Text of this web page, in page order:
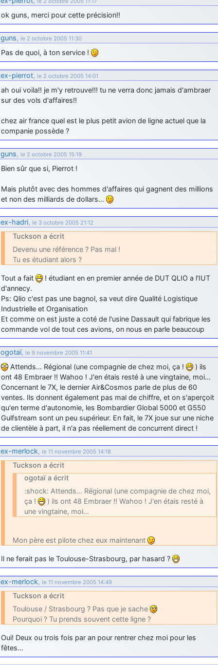
d9pouces
: cette fois, c'est le Brésil et Singapour qui mettent le site
par terre
jericho: Ah ben je peux te confirmer que j'étais resté dans le filtre…
d9pouces: Désolé ! Mon filtrage a été un peu trop violent
manifestement
tout voir
ok guns, merci pour cette précision!!
guns, le 2 octobre 2005 11:30
Pas de quoi, à ton service !
ex-pierrot, le 2 octobre 2005 14:01
ah oui voila!! je m'y retrouve!!! tu ne verra donc jamais d'ambraer
sur des vols d'affaires!!
chez air france quel est le plus petit avion de ligne actuel que la
companie possède ?
guns, le 2 octobre 2005 15:19
Bien sûr que si, Pierrot !
Mais plutôt avec des hommes d'affaires qui gagnent des millions
et non des milliards de dollars…
ex-hadri, le 3 octobre 2005 21:12
Tuckson a écrit
Devenu une référence ? Pas mal !
Tu es étudiant alors ?
Tout a fait
! étudiant en en premier année de DUT QLIO a l'IUT
d'annecy.
Ps: Qlio c'est pas une bagnol, sa veut dire Qualité Logistique
Industrielle et Organisation
Et comme on est juste a coté de l'usine Dassault qui fabrique les
commande vol de tout ces avions, on nous en parle beaucoup
ogotaï, le 9 novembre 2005 11:41
Attends… Régional (une compagnie de chez moi, ça !
) ils
ont 48 Embraer !! Wahoo ! J'en étais resté à une vingtaine, moi…
Concernant le 7X, le dernier Air&Cosmos parle de plus de 60
ventes. Ils donnent également pas mal de chiffre, et on s'aperçoit
qu'en terme d'autonomie, les Bombardier Global 5000 et G550
Gulfstream sont un peu supérieur. En fait, le 7X joue sur une niche
de clientèle à part, il n'a pas réellement de concurrent direct !
ex-merlock, le 11 novembre 2005 14:18
Tuckson a écrit
ogotaï a écrit
:shock: Attends… Régional (une compagnie de chez moi,
ça !
) ils ont 48 Embraer !! Wahoo ! J'en étais resté à
une vingtaine, moi…
Mon père est pilote chez eux maintenant
Il ne ferait pas le Toulouse-Strasbourg, par hasard ?
ex-merlock, le 11 novembre 2005 14:49
Tuckson a écrit
Toulouse / Strasbourg ? Pas que je sache
Pourquoi ? Tu prends souvent cette ligne ?
Oui! Deux ou trois fois par an pour rentrer chez moi pour les
fêtes…